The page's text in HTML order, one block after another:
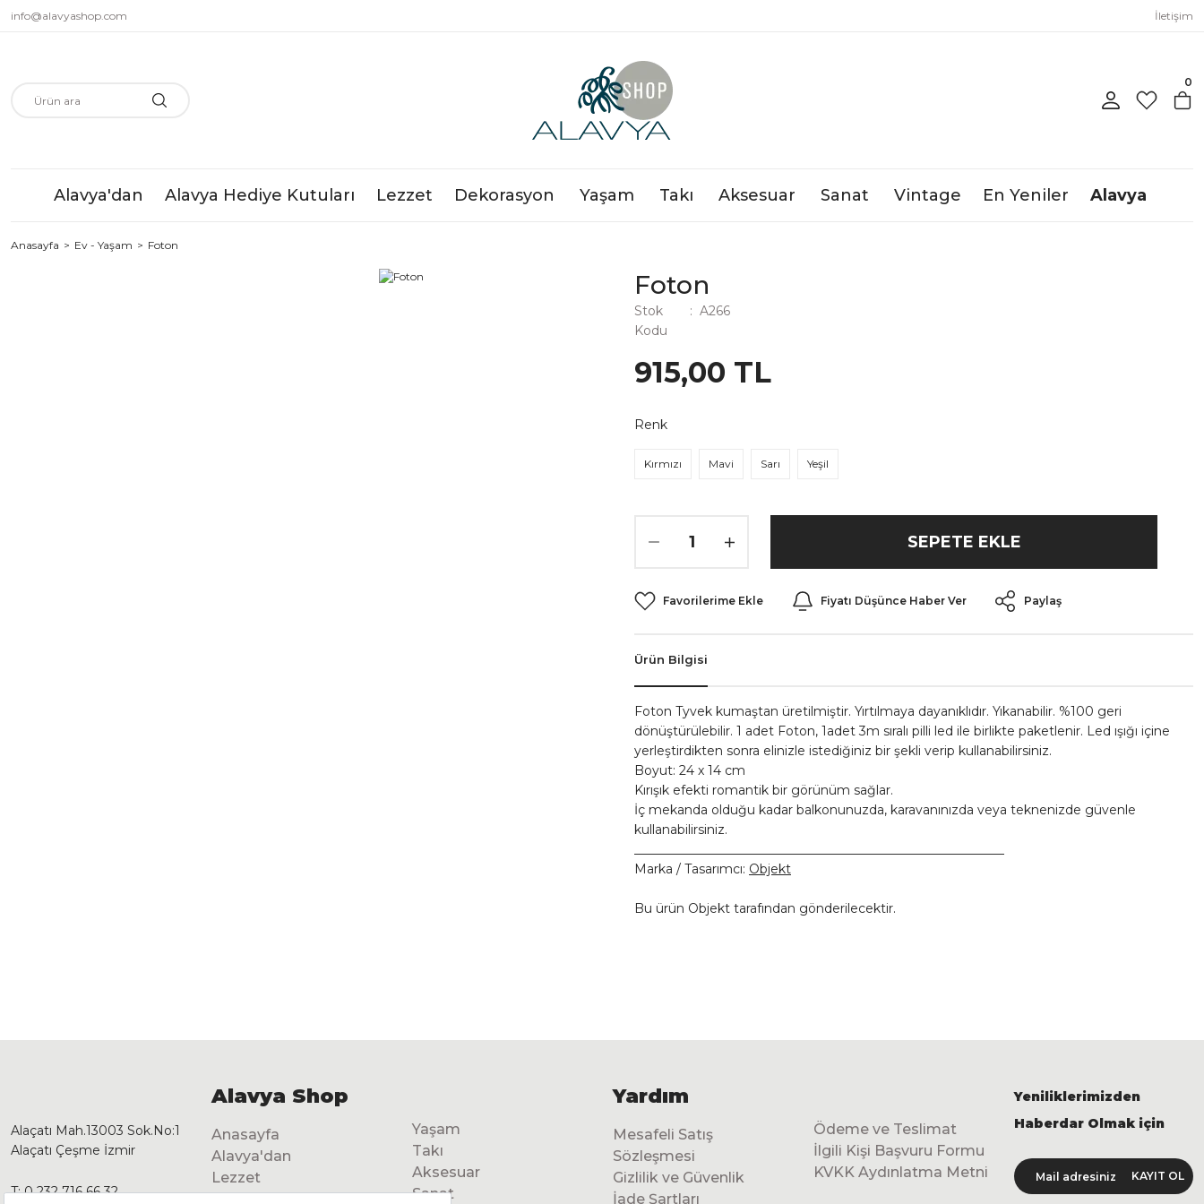
info@alavyashop.com İletişim
0
Alavya'dan Alavya Hediye Kutuları Lezzet Dekorasyon Yaşam Takı Aksesuar Sanat Vintage En Yeniler Alavya
Anasayfa Ev - Yaşam Foton
Foton
Stok
Kodu
A266
915,00 TL
Renk
Kırmızı Mavi Sarı Yeşil
SEPETE EKLE
Fiyatı Düşünce Haber Ver Paylaş
Ürün Bilgisi
Foton Tyvek kumaştan üretilmiştir. Yırtılmaya dayanıklıdır. Yıkanabilir. %100 geri
dönüştürülebilir. 1 adet Foton, 1adet 3m sıralı pilli led ile birlikte paketlenir. Led ışığı içine
yerleştirdikten sonra elinizle istediğiniz bir şekli verip kullanabilirsiniz.
Boyut: 24 x 14 cm
Kırışık efekti romantik bir görünüm sağlar.
İç mekanda olduğu kadar balkonunuzda, karavanınızda veya teknenizde güvenle
kullanabilirsiniz.
Marka / Tasarımcı: Objekt
Bu ürün Objekt tarafından gönderilecektir.
Alaçatı Mah.13003 Sok.No:1
Alaçatı Çeşme İzmir
T: 0 232 716 66 32
Alavya Shop
Anasayfa
Alavya'dan
Lezzet
Dekorasyon
Yaşam
Takı
Aksesuar
Sanat
Yardım
Mesafeli Satış
Sözleşmesi
Gizlilik ve Güvenlik
İade Şartları
Ödeme ve Teslimat
İlgili Kişi Başvuru Formu
KVKK Aydınlatma Metni
Yeniliklerimizden
Haberdar Olmak için
KAYIT OL